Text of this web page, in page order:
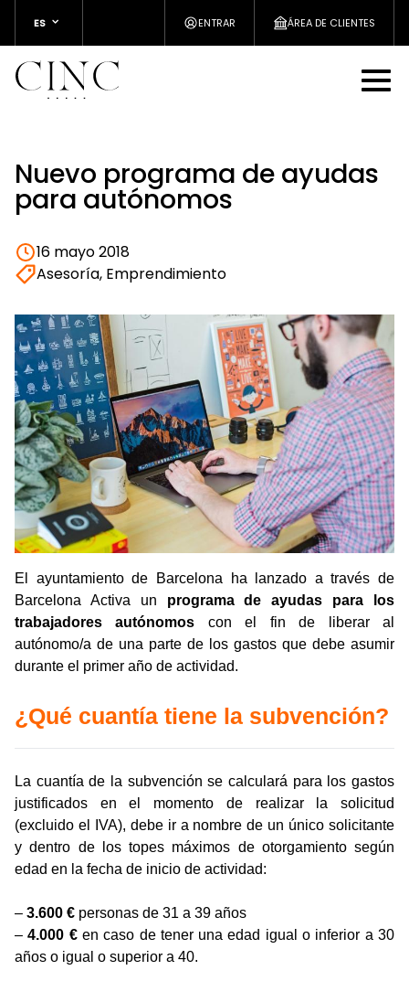
ES ENTRAR ÁREA DE CLIENTES
Nuevo programa de ayudas
para autónomos
16 mayo 2018
Asesoría, Emprendimiento
El ayuntamiento de Barcelona ha lanzado a través de
Barcelona Activa un programa de ayudas para los
trabajadores autónomos con el fin de liberar al
autónomo/a de una parte de los gastos que debe asumir
durante el primer año de actividad.
¿Qué cuantía tiene la subvención?
La cuantía de la subvención se calculará para los gastos
justificados en el momento de realizar la solicitud
(excluido el IVA), debe ir a nombre de un único solicitante
y dentro de los topes máximos de otorgamiento según
edad en la fecha de inicio de actividad:
– 3.600 € personas de 31 a 39 años
–4.000 €en caso de tener una edad igual o inferior a 30
años o igual o superior a 40.